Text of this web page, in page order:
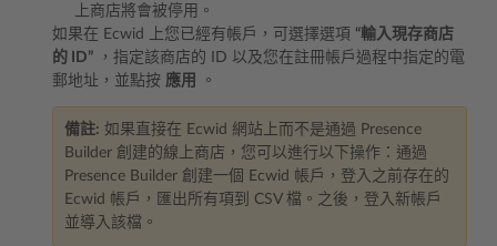
上商店將會被停用。
如果在 Ecwid 上您已經有帳戶，可選擇選項 “輸入現存商店
的 ID” ，指定該商店的 ID 以及您在註冊帳戶過程中指定的電
郵地址，並點按 應用 。
備註: 如果直接在 Ecwid 網站上而不是通過 Presence
Builder 創建的線上商店，您可以進行以下操作：通過
Presence Builder 創建一個 Ecwid 帳戶，登入之前存在的
Ecwid 帳戶，匯出所有項到 CSV 檔。之後，登入新帳戶
並導入該檔。